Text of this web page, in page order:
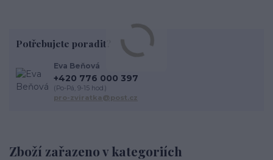
Zboží zařazeno v kategoriích
Potřebujete poradit?
Eva Beňová
+420 776 000 397
(Po-Pá, 9-15 hod.)
pro-zviratka@post.cz